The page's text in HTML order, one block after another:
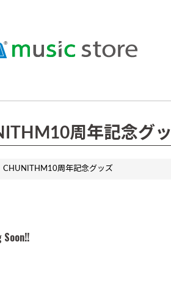
周年記念グ
CHUNITHM10周年記念グッズ
Soon!!